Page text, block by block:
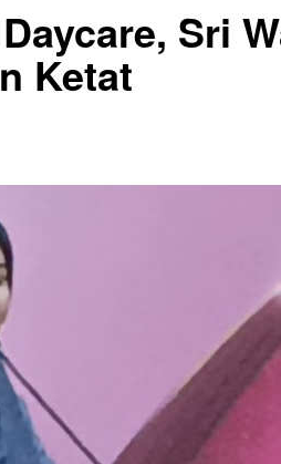
Sri
Ketat